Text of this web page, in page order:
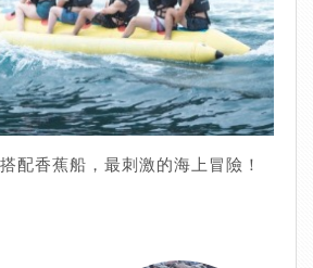
配香蕉船，最刺激的海上冒險！